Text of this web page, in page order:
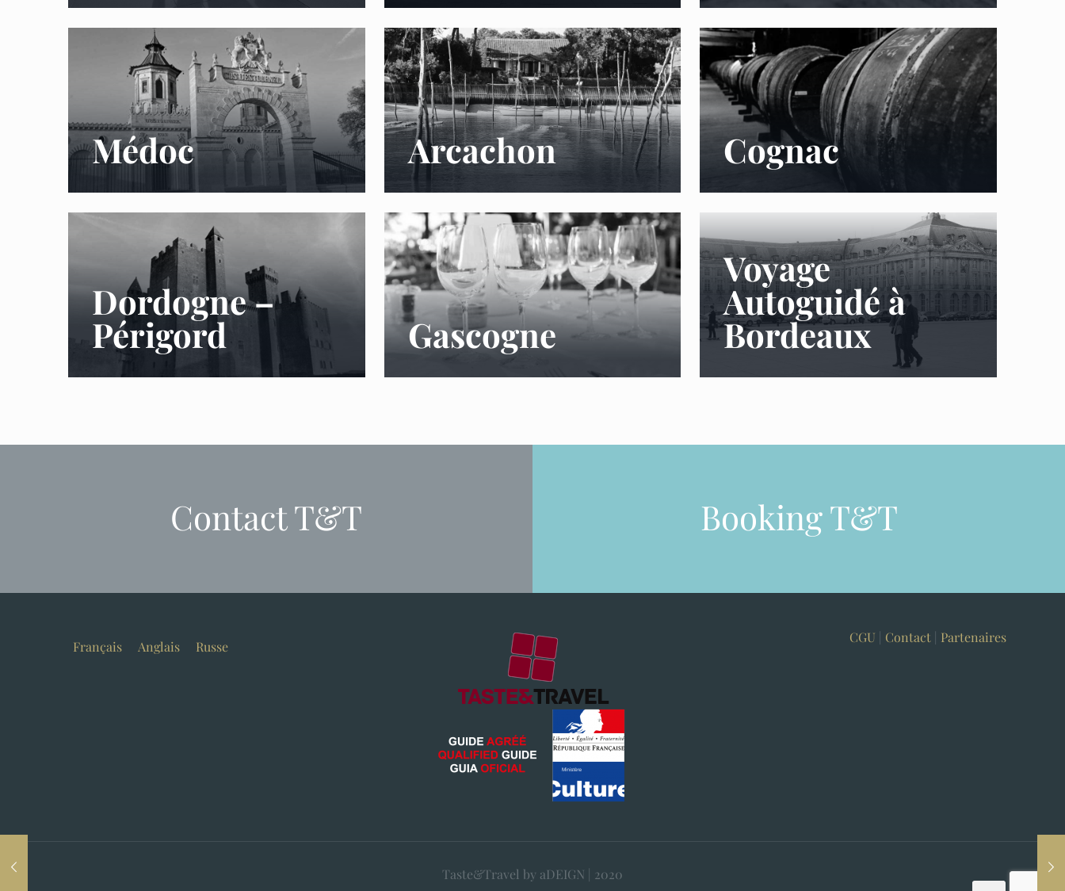
Médoc Arcachon Cognac
Dordogne –
Périgord Gascogne
Voyage
Autoguidé à
Bordeaux
Contact T&T Booking T&T
Français Anglais Russe
CGU Contact| Partenaires
Taste&Travel by aDEIGN | 2020